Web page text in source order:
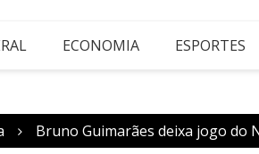
ECONOMIA ESPORTES
Bruno Guimarães deixa jogo do